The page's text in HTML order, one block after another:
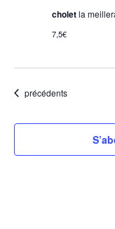
choletla
7,5€
Évènements
précédents